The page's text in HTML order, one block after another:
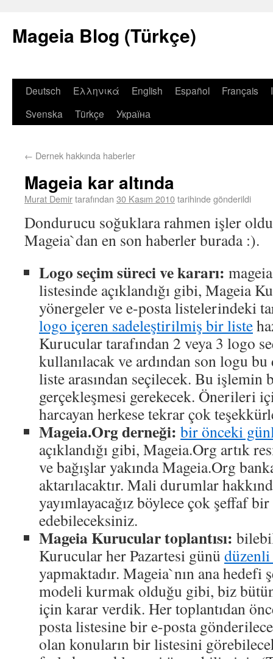
Mageia Blog (Türkçe)
Deutsch Ελληνικά English Español Français
Svenska
Türkçe Україна
← Dernek hakkında haberler
Mageia kar altında
Murat Demirtarafından 30 Kasım 2010tarihinde gönderildi
Dondurucu soğuklara rahmen işler
Mageia`dan en son haberler burada :).
Logo seçim süreci ve kararı:
listesinde açıklandığı gibi, Mageia
yönergeler ve e-posta listelerindeki
logo içeren sadeleştirilmiş bir liste
Kurucular tarafından 2 veya 3 logo
kullanılacak ve ardından son logu bu
liste arasından seçilecek. Bu işlemin
gerçekleşmesi gerekecek. Önerileri
harcayan herkese tekrar çok
Mageia.Org derneği: bir önceki
açıklandığı gibi, Mageia.Org artık
ve bağışlar yakında Mageia.Org
aktarılacaktır. Mali durumlar
yayımlayacağız böylece çok şeffaf
edebileceksiniz.
Mageia Kurucular toplantısı:
Kurucular her Pazartesi günü
yapmaktadır. Mageia`nın ana
modeli kurmak olduğu gibi, biz
için karar verdik. Her toplantıdan
posta listesine bir e-posta
olan konuların bir listesini